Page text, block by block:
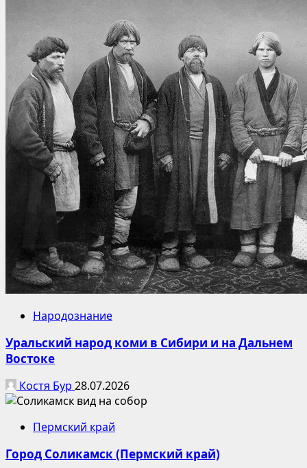
Народознание
Уральский народ коми в Сибири и на Дальнем
Востоке
Костя Бур 28.07.2026
Пермский край
Город Соликамск (Пермский край)